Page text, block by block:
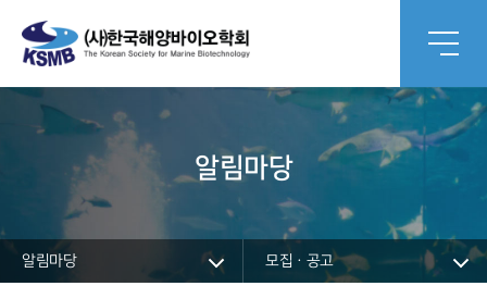
알림마당
알림마당 모집ㆍ공고